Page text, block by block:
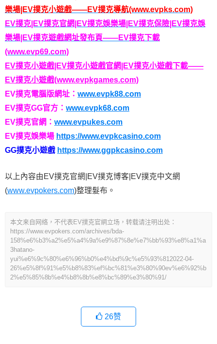
樂場|EV撲克小遊戲——EV撲克導航(www.evpks.com)
EV撲克|EV撲克官網|EV撲克娛樂場|EV撲克保險|EV撲克娛
樂場|EV撲克遊戲網址發布頁——EV撲克下載
(www.evp69.com)
EV撲克小遊戲|EV撲克小遊戲官網|EV撲克小遊戲下載——
EV撲克小遊戲(www.evpkgames.com)
EV撲克電腦版網址： www.evpk88.com
EV撲克GG官方： www.evpk68.com
EV撲克官網： www.evpukes.com
EV撲克娛樂場 https://www.evpkcasino.com
GG撲克小遊戲 https://www.ggpkcasino.com
以上內容由EV撲克官網|EV撲克博客|EV撲克中文網
(www.evpokers.com)整理髮布。
本文来自网络，不代表EV撲克官網立场，转载请注明出处：
https://www.evpokers.com/archives/bda-
158%e6%b3%a2%e5%a4%9a%e9%87%8e%e7%bb%93%e8%a1%a
3hatano-
yui%e6%9c%80%e6%96%b0%e4%bd%9c%e5%93%812022-04-
26%e5%8f%91%e5%b8%83%ef%bc%81%e3%80%90ev%e6%92%b
2%e5%85%8b%e4%b8%8b%e8%bc%89%e3%80%91/
26赞